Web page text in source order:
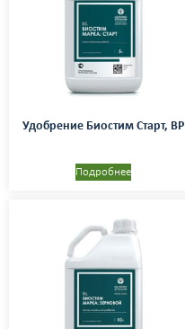
Удобрение Биостим Старт, ВР
Подробнее